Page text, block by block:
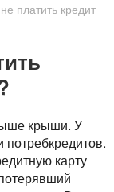
платить кредит
крыши. У
карту